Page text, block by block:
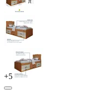
+5